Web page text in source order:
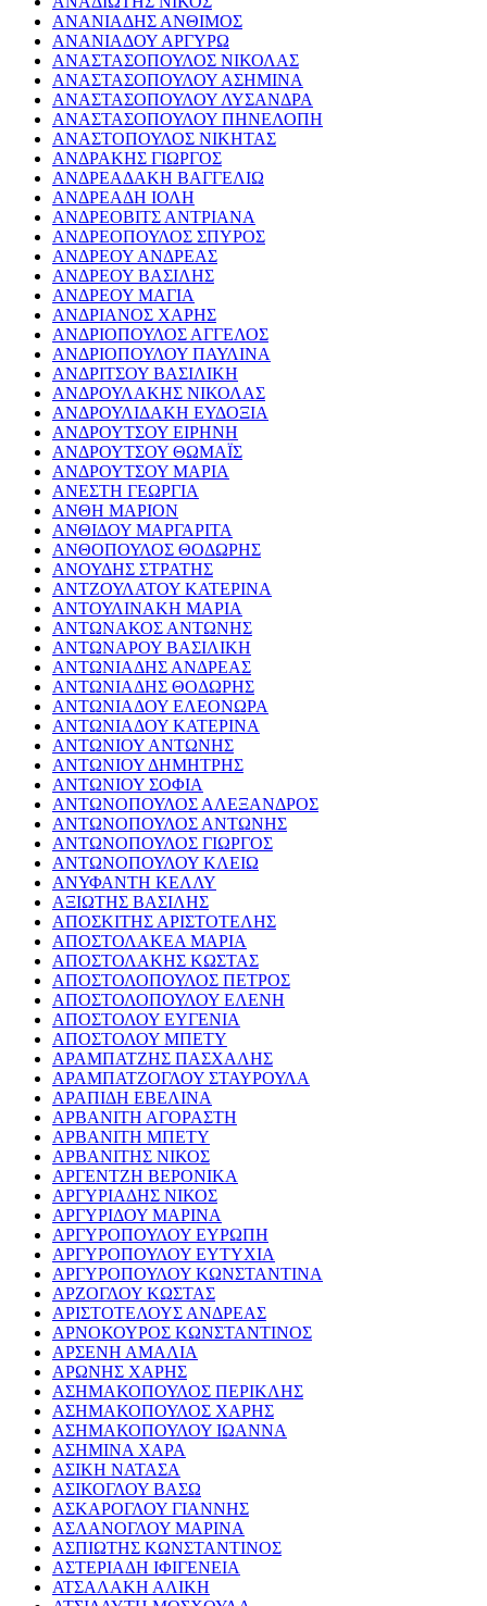
ΑΝΑΝΙΑΔΗΣ ΑΝΘΙΜΟΣ
ΑΝΑΝΙΑΔΟΥ ΑΡΓΥΡΩ
ΑΝΑΣΤΑΣΟΠΟΥΛΟΣ ΝΙΚΟΛΑΣ
ΑΝΑΣΤΑΣΟΠΟΥΛΟΥ ΑΣΗΜΙΝΑ
ΑΝΑΣΤΑΣΟΠΟΥΛΟΥ ΛΥΣΑΝΔΡΑ
ΑΝΑΣΤΑΣΟΠΟΥΛΟΥ ΠΗΝΕΛΟΠΗ
ΑΝΑΣΤΟΠΟΥΛΟΣ ΝΙΚΗΤΑΣ
ΑΝΔΡΑΚΗΣ ΓΙΩΡΓΟΣ
ΑΝΔΡΕΑΔΑΚΗ ΒΑΓΓΕΛΙΩ
ΑΝΔΡΕΑΔΗ ΙΟΛΗ
ΑΝΔΡΕΟΒΙΤΣ ΑΝΤΡΙΑΝΑ
ΑΝΔΡΕΟΠΟΥΛΟΣ ΣΠΥΡΟΣ
ΑΝΔΡΕΟΥ ΑΝΔΡΕΑΣ
ΑΝΔΡΕΟΥ ΒΑΣΙΛΗΣ
ΑΝΔΡΕΟΥ ΜΑΓΙΑ
ΑΝΔΡΙΑΝΟΣ ΧΑΡΗΣ
ΑΝΔΡΙΟΠΟΥΛΟΣ ΑΓΓΕΛΟΣ
ΑΝΔΡΙΟΠΟΥΛΟΥ ΠΑΥΛΙΝΑ
ΑΝΔΡΙΤΣΟΥ ΒΑΣΙΛΙΚΗ
ΑΝΔΡΟΥΛΑΚΗΣ ΝΙΚΟΛΑΣ
ΑΝΔΡΟΥΛΙΔΑΚΗ ΕΥΔΟΞΙΑ
ΑΝΔΡΟΥΤΣΟΥ ΕΙΡΗΝΗ
ΑΝΔΡΟΥΤΣΟΥ ΘΩΜΑΪΣ
ΑΝΔΡΟΥΤΣΟΥ ΜΑΡΙΑ
ΑΝΕΣΤΗ ΓΕΩΡΓΙΑ
ΑΝΘΗ ΜΑΡΙΟΝ
ΑΝΘΙΔΟΥ ΜΑΡΓΑΡΙΤΑ
ΑΝΘΟΠΟΥΛΟΣ ΘΟΔΩΡΗΣ
ΑΝΟΥΔΗΣ ΣΤΡΑΤΗΣ
ΑΝΤΖΟΥΛΑΤΟΥ ΚΑΤΕΡΙΝΑ
ΑΝΤΟΥΛΙΝΑΚΗ ΜΑΡΙΑ
ΑΝΤΩΝΑΚΟΣ ΑΝΤΩΝΗΣ
ΑΝΤΩΝΑΡΟΥ ΒΑΣΙΛΙΚΗ
ΑΝΤΩΝΙΑΔΗΣ ΑΝΔΡΕΑΣ
ΑΝΤΩΝΙΑΔΗΣ ΘΟΔΩΡΗΣ
ΑΝΤΩΝΙΑΔΟΥ ΕΛΕΟΝΩΡΑ
ΑΝΤΩΝΙΑΔΟΥ ΚΑΤΕΡΙΝΑ
ΑΝΤΩΝΙΟΥ ΑΝΤΩΝΗΣ
ΑΝΤΩΝΙΟΥ ΔΗΜΗΤΡΗΣ
ΑΝΤΩΝΙΟΥ ΣΟΦΙΑ
ΑΝΤΩΝΟΠΟΥΛΟΣ ΑΛΕΞΑΝΔΡΟΣ
ΑΝΤΩΝΟΠΟΥΛΟΣ ΑΝΤΩΝΗΣ
ΑΝΤΩΝΟΠΟΥΛΟΣ ΓΙΩΡΓΟΣ
ΑΝΤΩΝΟΠΟΥΛΟΥ ΚΛΕΙΩ
ΑΝΥΦΑΝΤΗ ΚΕΛΛΥ
ΑΞΙΩΤΗΣ ΒΑΣΙΛΗΣ
ΑΠΟΣΚΙΤΗΣ ΑΡΙΣΤΟΤΕΛΗΣ
ΑΠΟΣΤΟΛΑΚΕΑ ΜΑΡΙΑ
ΑΠΟΣΤΟΛΑΚΗΣ ΚΩΣΤΑΣ
ΑΠΟΣΤΟΛΟΠΟΥΛΟΣ ΠΕΤΡΟΣ
ΑΠΟΣΤΟΛΟΠΟΥΛΟΥ ΕΛΕΝΗ
ΑΠΟΣΤΟΛΟΥ ΕΥΓΕΝΙΑ
ΑΠΟΣΤΟΛΟΥ ΜΠΕΤΥ
ΑΡΑΜΠΑΤΖΗΣ ΠΑΣΧΑΛΗΣ
ΑΡΑΜΠΑΤΖΟΓΛΟΥ ΣΤΑΥΡΟΥΛΑ
ΑΡΑΠΙΔΗ ΕΒΕΛΙΝΑ
ΑΡΒΑΝΙΤΗ ΑΓΟΡΑΣΤΗ
ΑΡΒΑΝΙΤΗ ΜΠΕΤΥ
ΑΡΒΑΝΙΤΗΣ ΝΙΚΟΣ
ΑΡΓΕΝΤΖΗ ΒΕΡΟΝΙΚΑ
ΑΡΓΥΡΙΑΔΗΣ ΝΙΚΟΣ
ΑΡΓΥΡΙΔΟΥ ΜΑΡΙΝΑ
ΑΡΓΥΡΟΠΟΥΛΟΥ ΕΥΡΩΠΗ
ΑΡΓΥΡΟΠΟΥΛΟΥ ΕΥΤΥΧΙΑ
ΑΡΓΥΡΟΠΟΥΛΟΥ ΚΩΝΣΤΑΝΤΙΝΑ
ΑΡΖΟΓΛΟΥ ΚΩΣΤΑΣ
ΑΡΙΣΤΟΤΕΛΟΥΣ ΑΝΔΡΕΑΣ
ΑΡΝΟΚΟΥΡΟΣ ΚΩΝΣΤΑΝΤΙΝΟΣ
ΑΡΣΕΝΗ ΑΜΑΛΙΑ
ΑΡΩΝΗΣ ΧΑΡΗΣ
ΑΣΗΜΑΚΟΠΟΥΛΟΣ ΠΕΡΙΚΛΗΣ
ΑΣΗΜΑΚΟΠΟΥΛΟΣ ΧΑΡΗΣ
ΑΣΗΜΑΚΟΠΟΥΛΟΥ ΙΩΑΝΝΑ
ΑΣΗΜΙΝΑ ΧΑΡΑ
ΑΣΙΚΗ ΝΑΤΑΣΑ
ΑΣΙΚΟΓΛΟΥ ΒΑΣΩ
ΑΣΚΑΡΟΓΛΟΥ ΓΙΑΝΝΗΣ
ΑΣΛΑΝΟΓΛΟΥ ΜΑΡΙΝΑ
ΑΣΠΙΩΤΗΣ ΚΩΝΣΤΑΝΤΙΝΟΣ
ΑΣΤΕΡΙΑΔΗ ΙΦΙΓΕΝΕΙΑ
ΑΤΣΑΛΑΚΗ ΑΛΙΚΗ